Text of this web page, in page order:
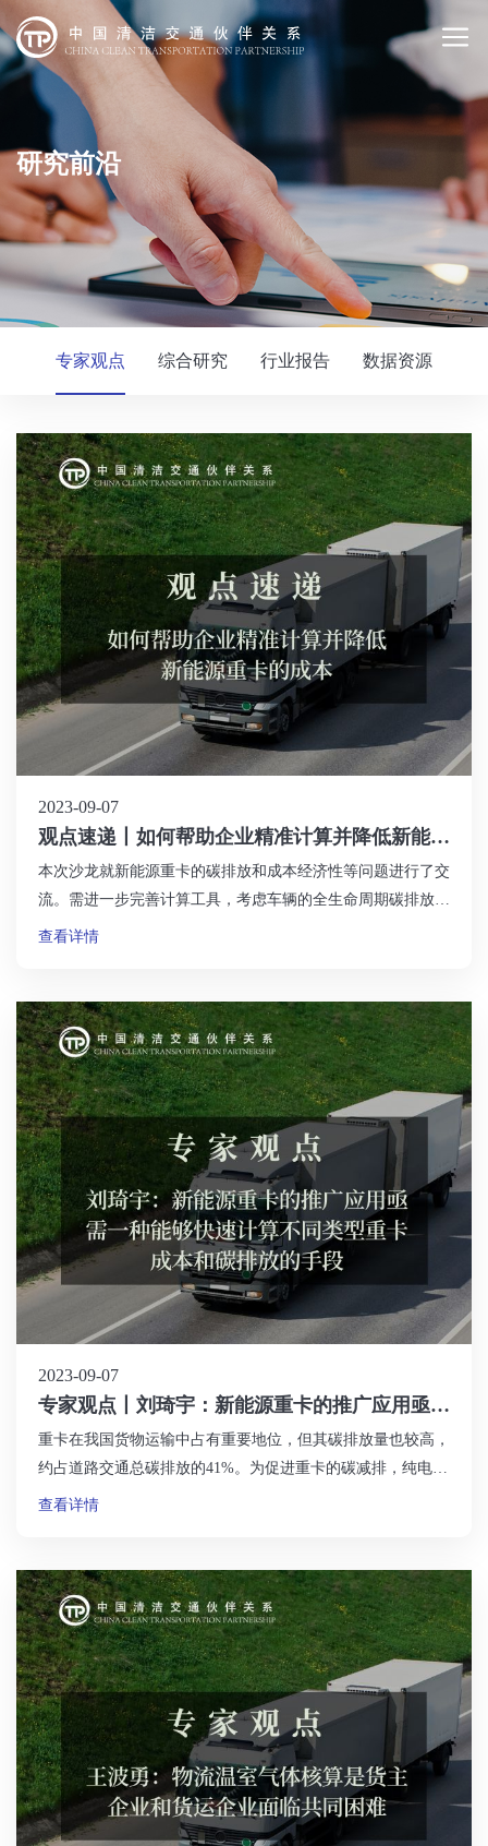
研究前沿
专家观点 综合研究 行业报告 数据资源
2023-09-07
观点速递丨如何帮助企业精准计算并降低新能源
重卡的成本
本次沙龙就新能源重卡的碳排放和成本经济性等问题进行了交
流。需进一步完善计算工具，考虑车辆的全生命周期碳排放和
燃料的上游排放。同时，需要将具体运营场景纳入考虑范围，
本。此外，企业更关注经济成本问题，所以在新能源重卡的购
置和使用中，需降低成本、提高经济效益，并考虑具体场景和
运营特点。综上所述，通过改善数据质量、完善计算工具、优
化运营方案等多方面努力，新能源重卡的推广应用将更具吸引
力和可行性。
查看详情
2023-09-07
专家观点丨刘琦宇：新能源重卡的推广应用亟需
一种能够快速计算不同类型重卡成本和碳排放的
手段
重卡在我国货物运输中占有重要地位，但其碳排放量也较高，
约占道路交通总碳排放的41%。为促进重卡的碳减排，纯电动
和氢燃料电池是两种潜力较大的技术路线。然而，目前两种技
的工具，能够快速计算不同类型重卡的成本和碳排放，帮助企
业做出决策。
查看详情